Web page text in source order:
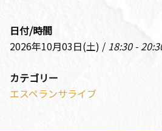
日付/時間
2026年10月03日(土) / 18:30 -
カテゴリー
エスペランサライブ